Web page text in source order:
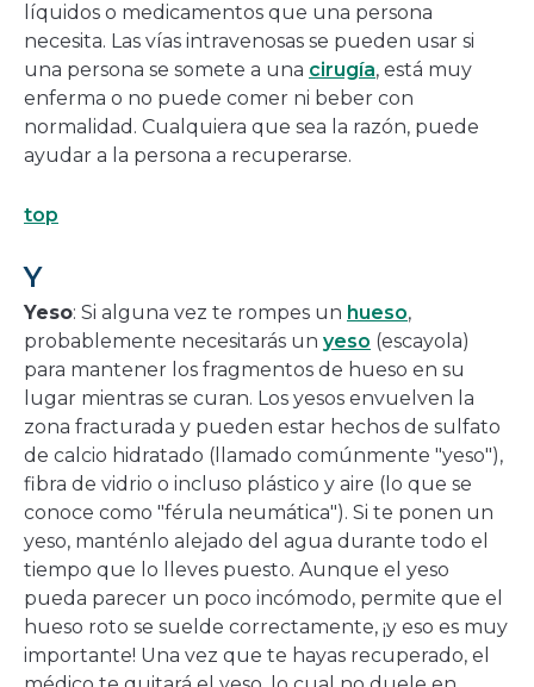
líquidos o medicamentos que una persona
necesita. Las vías intravenosas se pueden usar si
una persona se somete a una cirugía, está muy
enferma o no puede comer ni beber con
normalidad. Cualquiera que sea la razón, puede
ayudar a la persona a recuperarse.
top
Y
Yeso: Si alguna vez te rompes un hueso,
probablemente necesitarás un yeso (escayola)
para mantener los fragmentos de hueso en su
lugar mientras se curan. Los yesos envuelven la
zona fracturada y pueden estar hechos de sulfato
de calcio hidratado (llamado comúnmente "yeso"),
fibra de vidrio o incluso plástico y aire (lo que se
conoce como "férula neumática"). Si te ponen un
yeso, manténlo alejado del agua durante todo el
tiempo que lo lleves puesto. Aunque el yeso
pueda parecer un poco incómodo, permite que el
hueso roto se suelde correctamente, ¡y eso es muy
importante! Una vez que te hayas recuperado, el